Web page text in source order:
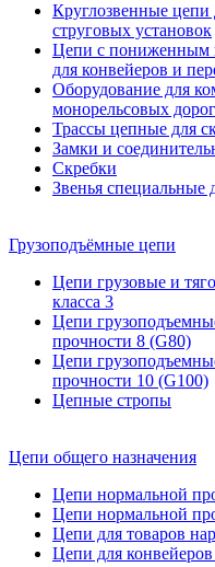
Круглозвенные цепи
струговых установок
Цепи с пониженным
для конвейеров и
Оборудование для
монорельсовых дорог
Трассы цепные для
Замки и
Скребки
Звенья специальные
Грузоподъёмные цепи
Цепи грузовые и
класса 3
Цепи
прочности 8 (G80)
Цепи
прочности 10 (G100)
Цепные стропы
Цепи общего назначения
Цепи нормальной
Цепи нормальной
Цепи для товаров
Цепи для